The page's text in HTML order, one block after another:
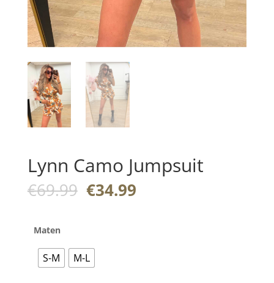
Lynn Camo Jumpsuit
€69.99 Oorspronkelijke
prijs
€34.99Huidige
Maten
S-M M-L